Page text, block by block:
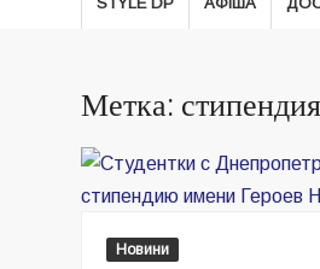
Метка: стипендия
Новини